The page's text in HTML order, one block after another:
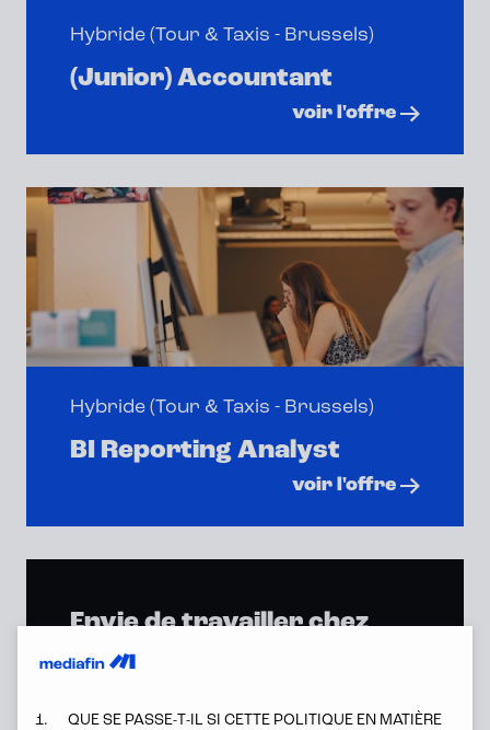
Hybride (Tour & Taxis - Brussels)
(Junior) Accountant
voir l'offre
Hybride (Tour & Taxis - Brussels)
BI Reporting Analyst
voir l'offre
Envie de travailler chez
nous, mais aucun poste
1. QUE SE PASSE-T-IL SI CETTE POLITIQUE EN MATIÈRE